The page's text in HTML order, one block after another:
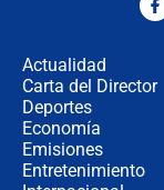
Actualidad
Carta del Director
Deportes
Economía
Emisiones
Entretenimiento